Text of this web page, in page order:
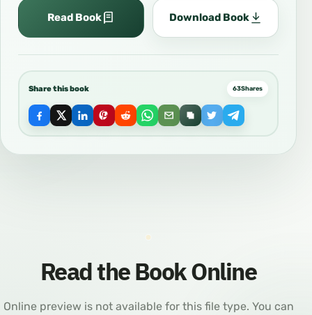
Read Book Download Book
Share this book 63Shares
Read the Book Online
Online preview is not available for this file type. You can